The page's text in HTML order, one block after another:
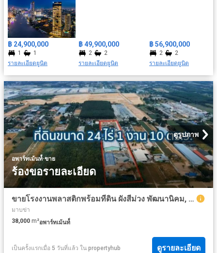
฿ 24,900,000
1
1
รายละเอียดยูนิต
฿ 49,900,000
2
2
รายละเอียดยูนิต
฿ 56,900,000
2
2
รายละเอียดยูนิต
ดูรูปภาพ
อพาร์ทเม้นท์์·ขาย
ร้องขอรายละเอียด
ขายโรงงานพลาสติกพร้อมทีดิน ผังสีม่วง พัฒนานิคม, ระยอง
มาบข่า
38,000 m²อพาร์ทเม้นท์์
เป็นครั้งแรกเมื่อ 5 วันที่แล้ว ใน propertyhub ดูรายละเอียด